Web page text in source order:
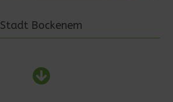
Stadt Bockenem